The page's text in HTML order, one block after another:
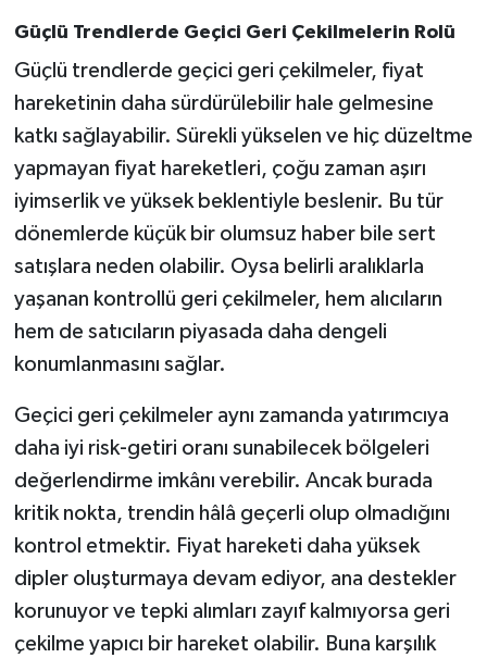
Güçlü Trendlerde Geçici Geri Çekilmelerin Rolü
Güçlü trendlerde geçici geri çekilmeler, fiyat
hareketinin daha sürdürülebilir hale gelmesine
katkı sağlayabilir. Sürekli yükselen ve hiç düzeltme
yapmayan fiyat hareketleri, çoğu zaman aşırı
iyimserlik ve yüksek beklentiyle beslenir. Bu tür
dönemlerde küçük bir olumsuz haber bile sert
satışlara neden olabilir. Oysa belirli aralıklarla
yaşanan kontrollü geri çekilmeler, hem alıcıların
hem de satıcıların piyasada daha dengeli
konumlanmasını sağlar.
Geçici geri çekilmeler aynı zamanda yatırımcıya
daha iyi risk-getiri oranı sunabilecek bölgeleri
değerlendirme imkânı verebilir. Ancak burada
kritik nokta, trendin hâlâ geçerli olup olmadığını
kontrol etmektir. Fiyat hareketi daha yüksek
dipler oluşturmaya devam ediyor, ana destekler
korunuyor ve tepki alımları zayıf kalmıyorsa geri
çekilme yapıcı bir hareket olabilir. Buna karşılık